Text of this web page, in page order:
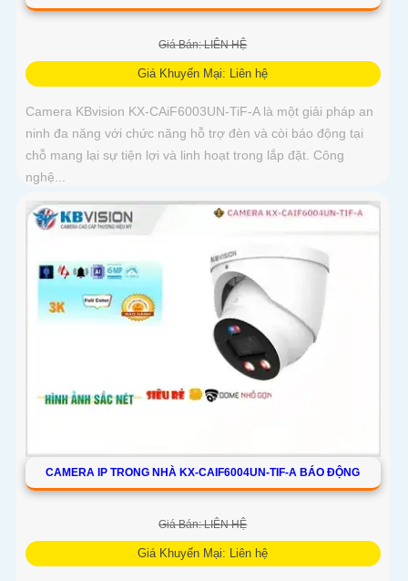
Giá Bán: LIÊN HỆ
Giá Khuyến Mại: Liên hệ
Camera KBvision KX-CAiF6003UN-TiF-A là một giải pháp an
ninh đa năng với chức năng hỗ trợ đèn và còi báo động tại
chỗ mang lại sự tiện lợi và linh hoạt trong lắp đặt. Công
nghệ...
CAMERA IP TRONG NHÀ KX-CAIF6004UN-TIF-A BÁO ĐỘNG
Giá Bán: LIÊN HỆ
Giá Khuyến Mại: Liên hệ